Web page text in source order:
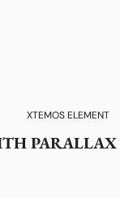
XTEMOS ELEMENT